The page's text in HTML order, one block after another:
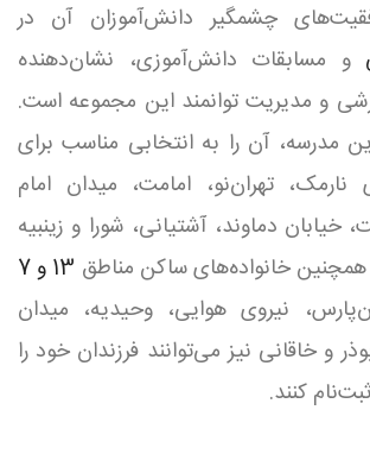
چشمگیر دانش‌آموزان آن در
و مسابقات دانش‌آموزی، نشان‌دهنده
و مدیریت توانمند این مجموعه است.
مدرسه، آن را به انتخابی مناسب برای
نارمک، تهران‌نو، امامت، میدان امام
دماوند، آشتیانی، شورا و زینبیه
خانواده‌های ساکن مناطق 13 و 7
نیروی هوایی، وحیدیه، میدان
و خاقانی نیز می‌توانند فرزندان خود را
کنند.